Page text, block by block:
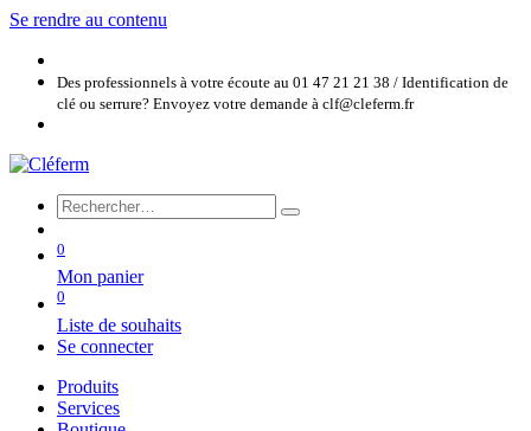
Se rendre au contenu
Des professionnels à votre écoute au 01 47 21 21 38 / Identification de
clé ou serrure? Envoyez votre demande à clf@cleferm.fr
0
Mon panier
0
Liste de souhaits
Se connecter
Produits
Services